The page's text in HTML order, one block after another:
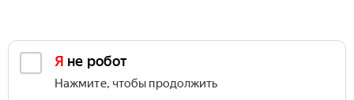
Я не робот
Нажмите, чтобы продолжить